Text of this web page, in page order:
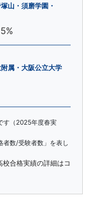
山・須磨学園・
属・大阪公立大学
す（2025年度春実
者数/受験者数」を表し
校合格実績の詳細はコ